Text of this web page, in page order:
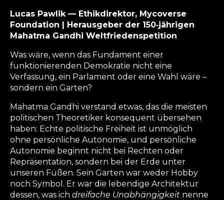
Lucas Pawlik — Ethikdirektor, Mycoverse
Foundation | Herausgeber der 150‑jährigen
Mahatma Gandhi Weltfriedenspetition
Was wäre, wenn das Fundament einer
funktionierenden Demokratie nicht eine
Verfassung, ein Parlament oder eine Wahl wäre –
sondern ein Garten?
Mahatma Gandhi verstand etwas, das die meisten
politischen Theoretiker konsequent übersehen
haben: Echte politische Freiheit ist unmöglich
ohne persönliche Autonomie, und persönliche
Autonomie beginnt nicht bei Rechten oder
Repräsentation, sondern bei der Erde unter
unseren Füßen. Sein Garten war weder Hobby
noch Symbol. Er war die lebendige Architektur
dessen, was ich dreifache Unabhängigkeit nenne